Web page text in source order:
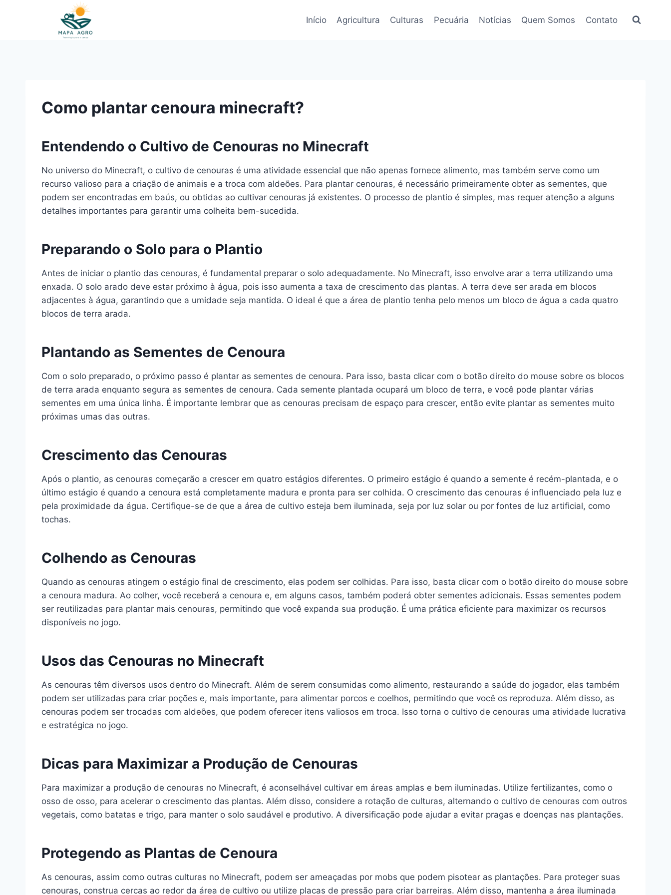
Início Agricultura Culturas Pecuária Notícias Quem Somos Contato
Como plantar cenoura minecraft?
Entendendo o Cultivo de Cenouras no Minecraft
No universo do Minecraft, o cultivo de cenouras é uma atividade essencial que não apenas fornece alimento, mas também serve como um
recurso valioso para a criação de animais e a troca com aldeões. Para plantar cenouras, é necessário primeiramente obter as sementes, que
podem ser encontradas em baús, ou obtidas ao cultivar cenouras já existentes. O processo de plantio é simples, mas requer atenção a alguns
detalhes importantes para garantir uma colheita bem-sucedida.
Preparando o Solo para o Plantio
Antes de iniciar o plantio das cenouras, é fundamental preparar o solo adequadamente. No Minecraft, isso envolve arar a terra utilizando uma
enxada. O solo arado deve estar próximo à água, pois isso aumenta a taxa de crescimento das plantas. A terra deve ser arada em blocos
adjacentes à água, garantindo que a umidade seja mantida. O ideal é que a área de plantio tenha pelo menos um bloco de água a cada quatro
blocos de terra arada.
Plantando as Sementes de Cenoura
Com o solo preparado, o próximo passo é plantar as sementes de cenoura. Para isso, basta clicar com o botão direito do mouse sobre os blocos
de terra arada enquanto segura as sementes de cenoura. Cada semente plantada ocupará um bloco de terra, e você pode plantar várias
sementes em uma única linha. É importante lembrar que as cenouras precisam de espaço para crescer, então evite plantar as sementes muito
próximas umas das outras.
Crescimento das Cenouras
Após o plantio, as cenouras começarão a crescer em quatro estágios diferentes. O primeiro estágio é quando a semente é recém-plantada, e o
último estágio é quando a cenoura está completamente madura e pronta para ser colhida. O crescimento das cenouras é influenciado pela luz e
pela proximidade da água. Certifique-se de que a área de cultivo esteja bem iluminada, seja por luz solar ou por fontes de luz artificial, como
tochas.
Colhendo as Cenouras
Quando as cenouras atingem o estágio final de crescimento, elas podem ser colhidas. Para isso, basta clicar com o botão direito do mouse sobre
a cenoura madura. Ao colher, você receberá a cenoura e, em alguns casos, também poderá obter sementes adicionais. Essas sementes podem
ser reutilizadas para plantar mais cenouras, permitindo que você expanda sua produção. É uma prática eficiente para maximizar os recursos
disponíveis no jogo.
Usos das Cenouras no Minecraft
As cenouras têm diversos usos dentro do Minecraft. Além de serem consumidas como alimento, restaurando a saúde do jogador, elas também
podem ser utilizadas para criar poções e, mais importante, para alimentar porcos e coelhos, permitindo que você os reproduza. Além disso, as
cenouras podem ser trocadas com aldeões, que podem oferecer itens valiosos em troca. Isso torna o cultivo de cenouras uma atividade lucrativa
e estratégica no jogo.
Dicas para Maximizar a Produção de Cenouras
Para maximizar a produção de cenouras no Minecraft, é aconselhável cultivar em áreas amplas e bem iluminadas. Utilize fertilizantes, como o
osso de osso, para acelerar o crescimento das plantas. Além disso, considere a rotação de culturas, alternando o cultivo de cenouras com outros
vegetais, como batatas e trigo, para manter o solo saudável e produtivo. A diversificação pode ajudar a evitar pragas e doenças nas plantações.
Protegendo as Plantas de Cenoura
As cenouras, assim como outras culturas no Minecraft, podem ser ameaçadas por mobs que podem pisotear as plantações. Para proteger suas
cenouras, construa cercas ao redor da área de cultivo ou utilize placas de pressão para criar barreiras. Além disso, mantenha a área iluminada